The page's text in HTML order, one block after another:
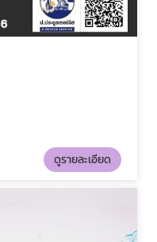
ดูรายละเอียด